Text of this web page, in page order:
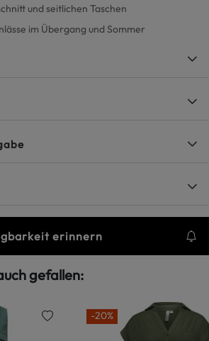
und seitlichen Taschen
im Übergang und Sommer
erinnern
gefallen:
-20%